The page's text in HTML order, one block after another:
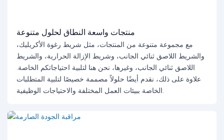
منتجات واسعة النطاق لحلول متنوعة
مع مجموعة متنوعة من المنتجات، مثل شريط رغوة الأكريليك،
والشريط اللاصق ثنائي الجانب، وشريط الإزالة الحرارية، والشريط
اللاصق ثنائي الجانب، وغيرها، نحن هنا لتلبية احتياجاتكم الخاصة.
علاوة على ذلك، نقدم أيضًا حلولاً مصممة خصيصًا لتلبية المتطلبات
الخاصة ببيئات العمل المختلفة والاحتياجات الوظيفية.